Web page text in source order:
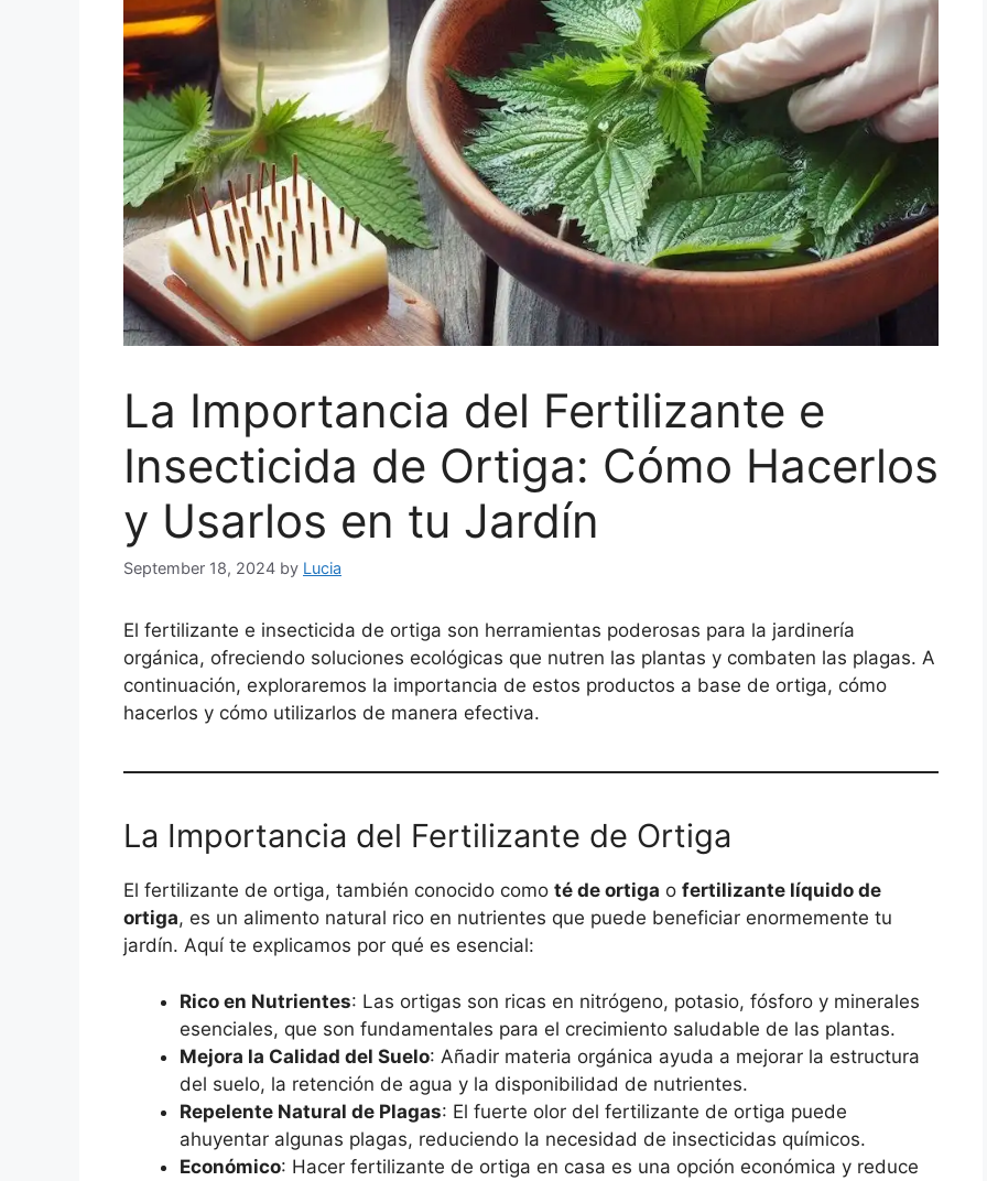
La Importancia del Fertilizante e
Insecticida de Ortiga: Cómo Hacerlos
y Usarlos en tu Jardín
September 18, 2024 by Lucia
El fertilizante e insecticida de ortiga son herramientas poderosas para la jardinería
orgánica, ofreciendo soluciones ecológicas que nutren las plantas y combaten las plagas. A
continuación, exploraremos la importancia de estos productos a base de ortiga, cómo
hacerlos y cómo utilizarlos de manera efectiva.
La Importancia del Fertilizante de Ortiga
El fertilizante de ortiga, también conocido como té de ortiga o fertilizante líquido de
ortiga, es un alimento natural rico en nutrientes que puede beneficiar enormemente tu
jardín. Aquí te explicamos por qué es esencial:
Rico en Nutrientes: Las ortigas son ricas en nitrógeno, potasio, fósforo y minerales
esenciales, que son fundamentales para el crecimiento saludable de las plantas.
Mejora la Calidad del Suelo: Añadir materia orgánica ayuda a mejorar la estructura
del suelo, la retención de agua y la disponibilidad de nutrientes.
Repelente Natural de Plagas: El fuerte olor del fertilizante de ortiga puede
ahuyentar algunas plagas, reduciendo la necesidad de insecticidas químicos.
Económico: Hacer fertilizante de ortiga en casa es una opción económica y reduce